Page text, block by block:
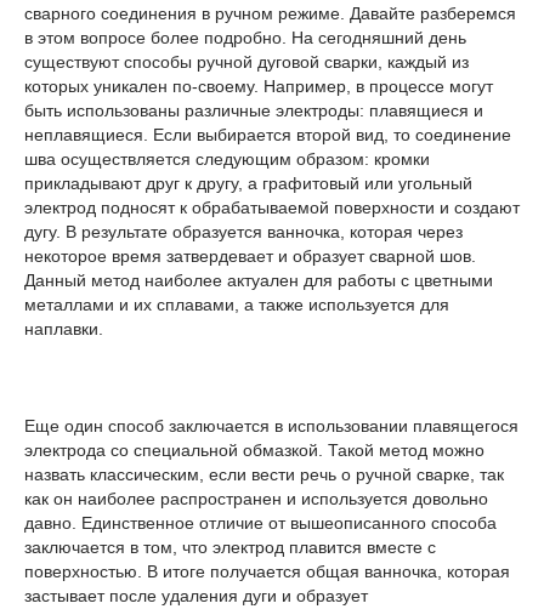
сварного соединения в ручном режиме. Давайте разберемся
в этом вопросе более подробно. На сегодняшний день
существуют способы ручной дуговой сварки, каждый из
которых уникален по-своему. Например, в процессе могут
быть использованы различные электроды: плавящиеся и
неплавящиеся. Если выбирается второй вид, то соединение
шва осуществляется следующим образом: кромки
прикладывают друг к другу, а графитовый или угольный
электрод подносят к обрабатываемой поверхности и создают
дугу. В результате образуется ванночка, которая через
некоторое время затвердевает и образует сварной шов.
Данный метод наиболее актуален для работы с цветными
металлами и их сплавами, а также используется для
наплавки.
Еще один способ заключается в использовании плавящегося
электрода со специальной обмазкой. Такой метод можно
назвать классическим, если вести речь о ручной сварке, так
как он наиболее распространен и используется довольно
давно. Единственное отличие от вышеописанного способа
заключается в том, что электрод плавится вместе с
поверхностью. В итоге получается общая ванночка, которая
застывает после удаления дуги и образует